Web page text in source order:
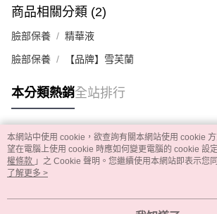
商品相關分類 (2)
臉部保養 精華液
臉部保養 【品牌】雪芙蘭
本分類熱銷全站排行
熱門標籤
本網站中使用 cookie，欲查詢有關本網站使用 cookie
望在電腦上使用 cookie 時應如何變更電腦的 cookie 設
權條款 」之 Cookie 聲明。您繼續使用本網站即表示您
用條款之 Cookie 聲明使用 cookie。
了解更多 >